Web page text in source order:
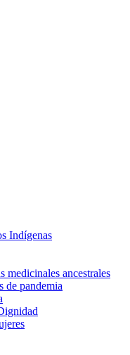
Indígenas
medicinales ancestrales
de pandemia